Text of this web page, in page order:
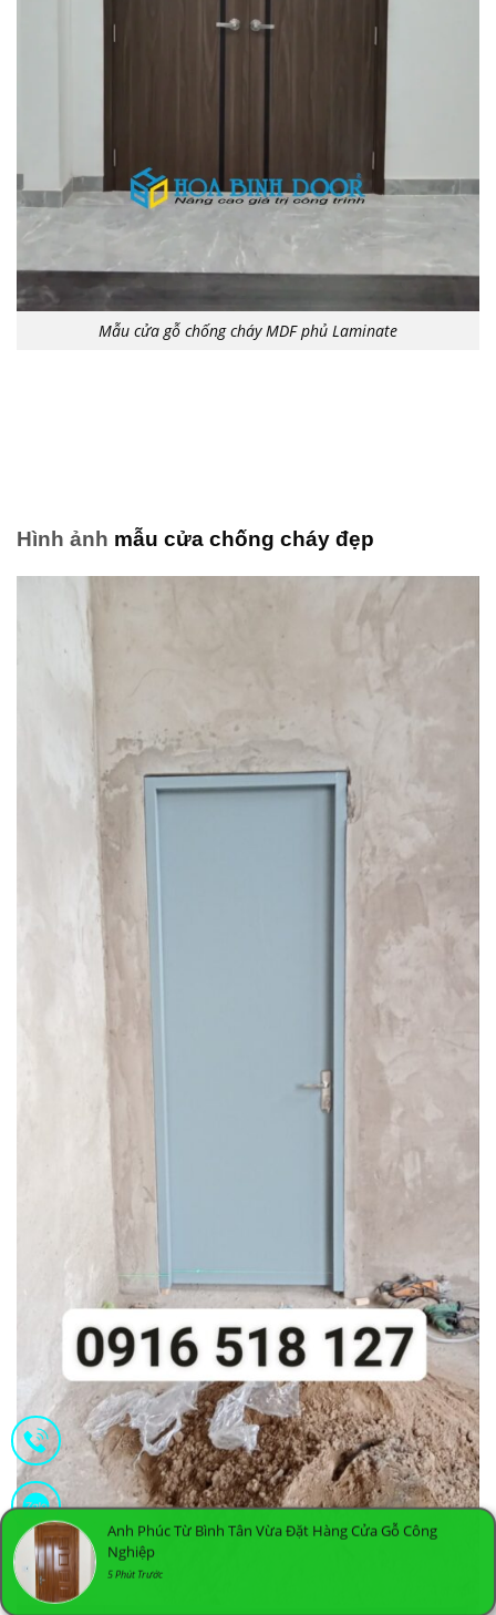
Mẫu cửa gỗ chống cháy MDF phủ Laminate
Hình ảnh mẫu cửa chống cháy đẹp
Anh Phúc Từ Bình Tân Vừa Đặt Hàng Cửa Gỗ Công
Nghiệp
5 Phút Trước